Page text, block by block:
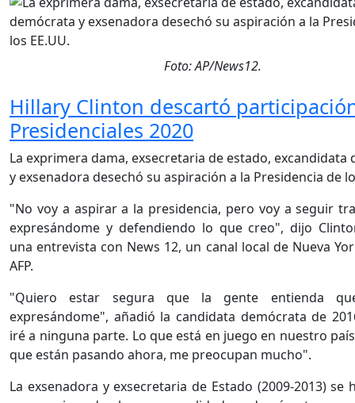
Foto: AP/News12.
Hillary Clinton descartó
Presidenciales 2020
La exprimera dama, exsecretaria de estado, excandidata
y exsenadora desechó su aspiración a la Presidencia de
"No voy a aspirar a la presidencia, pero voy a seguir
expresándome y defendiendo lo que creo", dijo
una entrevista con News 12, un canal local de Nueva
AFP.
"Quiero estar segura que la gente entienda
expresándome", añadió la candidata demócrata de
iré a ninguna parte. Lo que está en juego en nuestro
que están pasando ahora, me preocupan mucho".
La exsenadora y exsecretaria de Estado (2009-2013) se